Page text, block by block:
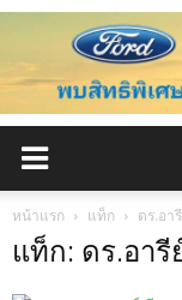
หน้าแรก แท็ก ดร.อา
แท็ก: ดร.อา